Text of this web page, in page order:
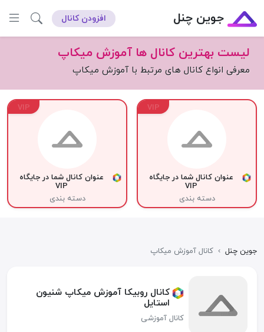
جوین چنل افزودن کانال
لیست بهترین کانال ها آموزش میکاپ
معرفی انواع کانال های مرتبط با آموزش میکاپ
VIP
عنوان کانال شما در جایگاه
VIP
دسته بندی
VIP
عنوان کانال شما در جایگاه
VIP
دسته بندی
جوین چنل › کانال آموزش میکاپ
کانال روبیکا آموزش میکاپ شنیون
استایل
کانال آموزشی